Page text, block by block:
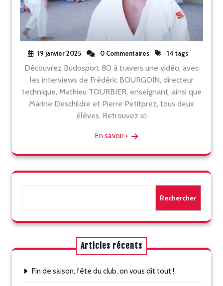
19 janvier 2025 0 Commentaires 14 tags
Découvrez Budosport 80 à travers une vidéo, avec
les interviews de Frédéric BOURGOIN, directeur
technique, Mathieu TOURBIER, enseignant, ainsi que
Marine Deschildre et Pierre Petitprez, tous deux
élèves. Retrouvez ici
En savoir +
Rechercher
Rechercher
Articles récents
Fin de saison, fête du club, on vous dit tout !